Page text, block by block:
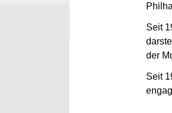
Seit
der
Seit